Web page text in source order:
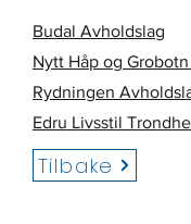
Budal Avholdslag
Nytt Håp og
Rydningen
Edru Livsstil
Tilbake